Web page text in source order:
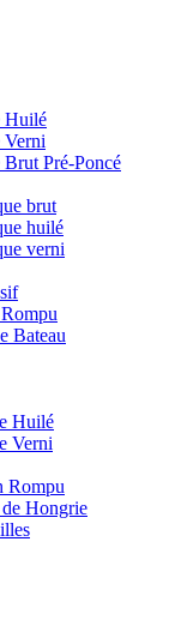
Huilé
Verni
Pré-Poncé
brut
huilé
verni
Bateau
Huilé
Verni
Rompu
Hongrie